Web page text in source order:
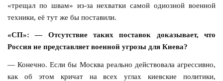
«трещал по швам» из-за нехватки самой одиозной военной
техники, её тут же бы поставили.
«СП»: — Отсутствие таких поставок доказывает, что
Россия не представляет военной угрозы для Киева?
— Конечно. Если бы Москва реально действовала агрессивно,
как об этом кричат на всех углах киевские политики,